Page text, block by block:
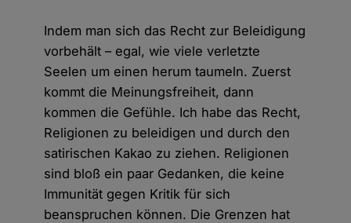
Indem man sich das Recht zur Beleidigung
vorbehält – egal, wie viele verletzte
Seelen um einen herum taumeln. Zuerst
kommt die Meinungsfreiheit, dann
kommen die Gefühle. Ich habe das Recht,
Religionen zu beleidigen und durch den
satirischen Kakao zu ziehen. Religionen
sind bloß ein paar Gedanken, die keine
Immunität gegen Kritik für sich
beanspruchen können. Die Grenzen hat